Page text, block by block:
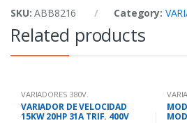
SKU:ABB8216 Category:
Related products
VARIADORES 380V.
VARIADOR DE VELOCIDAD
15KW 20HP 31A TRIF. 400V